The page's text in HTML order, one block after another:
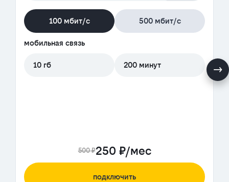
100 мбит/с 500 мбит/с
мобильная связь
10 гб 200 минут
500 ₽250 ₽/мес
подключить